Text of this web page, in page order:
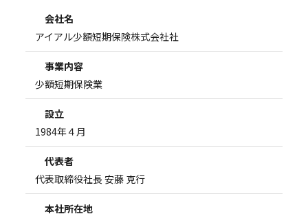
会社名
アイアル少額短期保険株式会社社
事業内容
少額短期保険業
設立
1984年４月
代表者
代表取締役社長 安藤 克行
本社所在地